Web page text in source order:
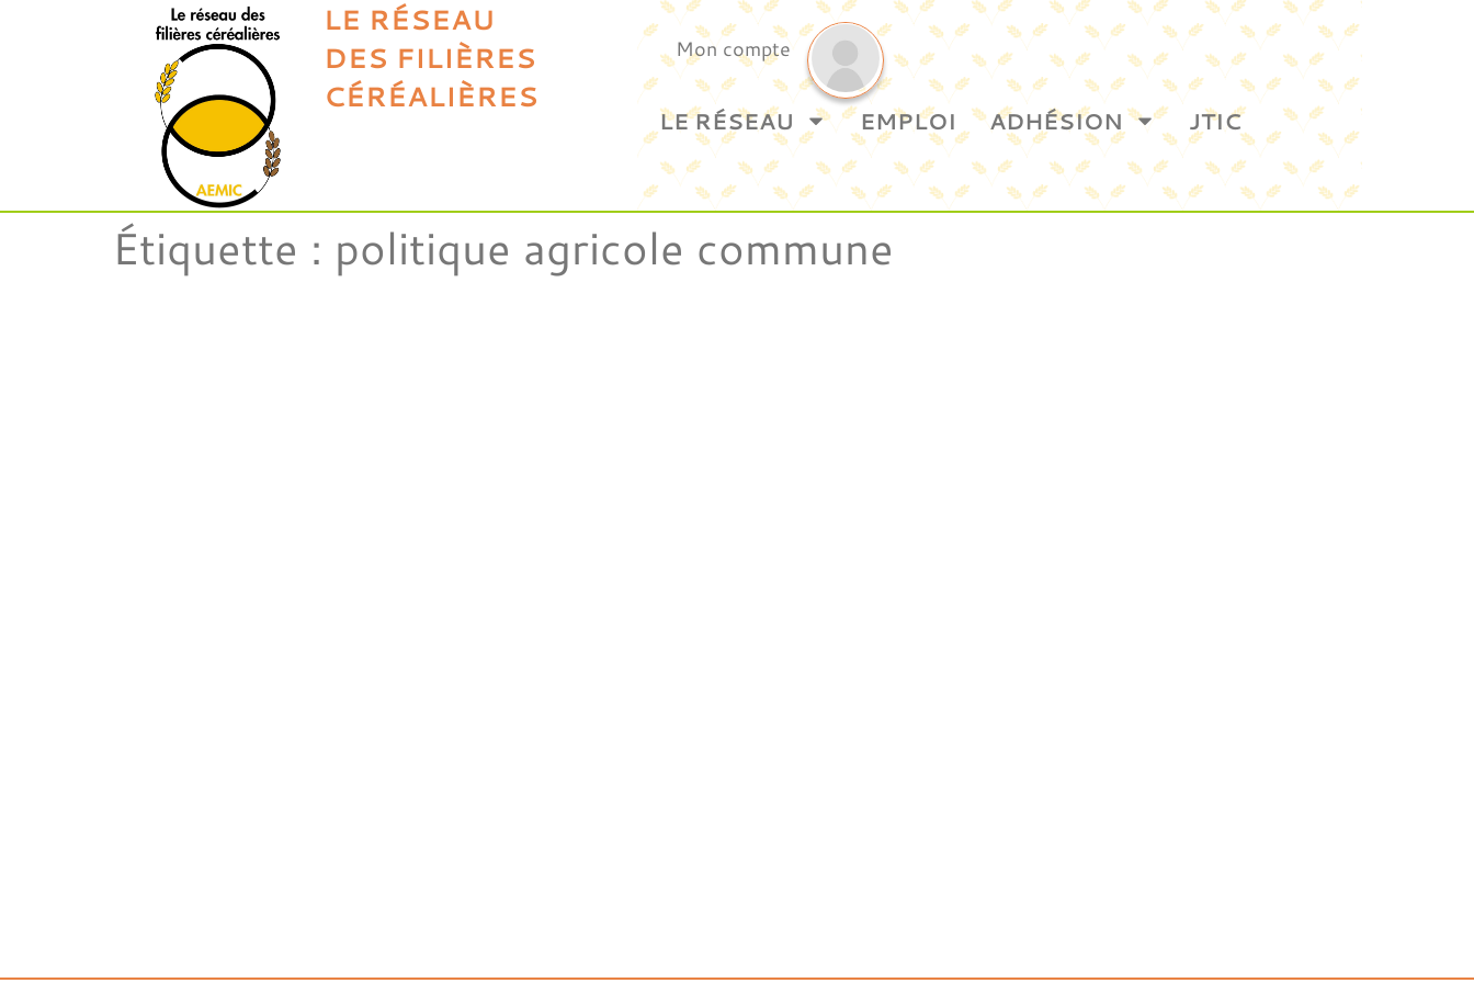
LE RÉSEAU
DES FILIÈRES
CÉRÉALIÈRES
Mon compte
LE RÉSEAU EMPLOI ADHÉSION JTIC
Étiquette : politique agricole commune